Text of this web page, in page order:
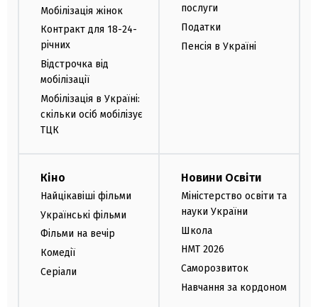
Мобілізація жінок
Контракт для 18-24-
річних
Відстрочка від
мобілізації
Мобілізація в Україні:
скільки осіб мобілізує
ТЦК
послуги
Податки
Пенсія в Україні
Кіно
Найцікавіші фільми
Українські фільми
Фільми на вечір
Комедії
Серіали
Новини Освіти
Міністерство освіти та
науки України
Школа
НМТ 2026
Саморозвиток
Навчання за кордоном